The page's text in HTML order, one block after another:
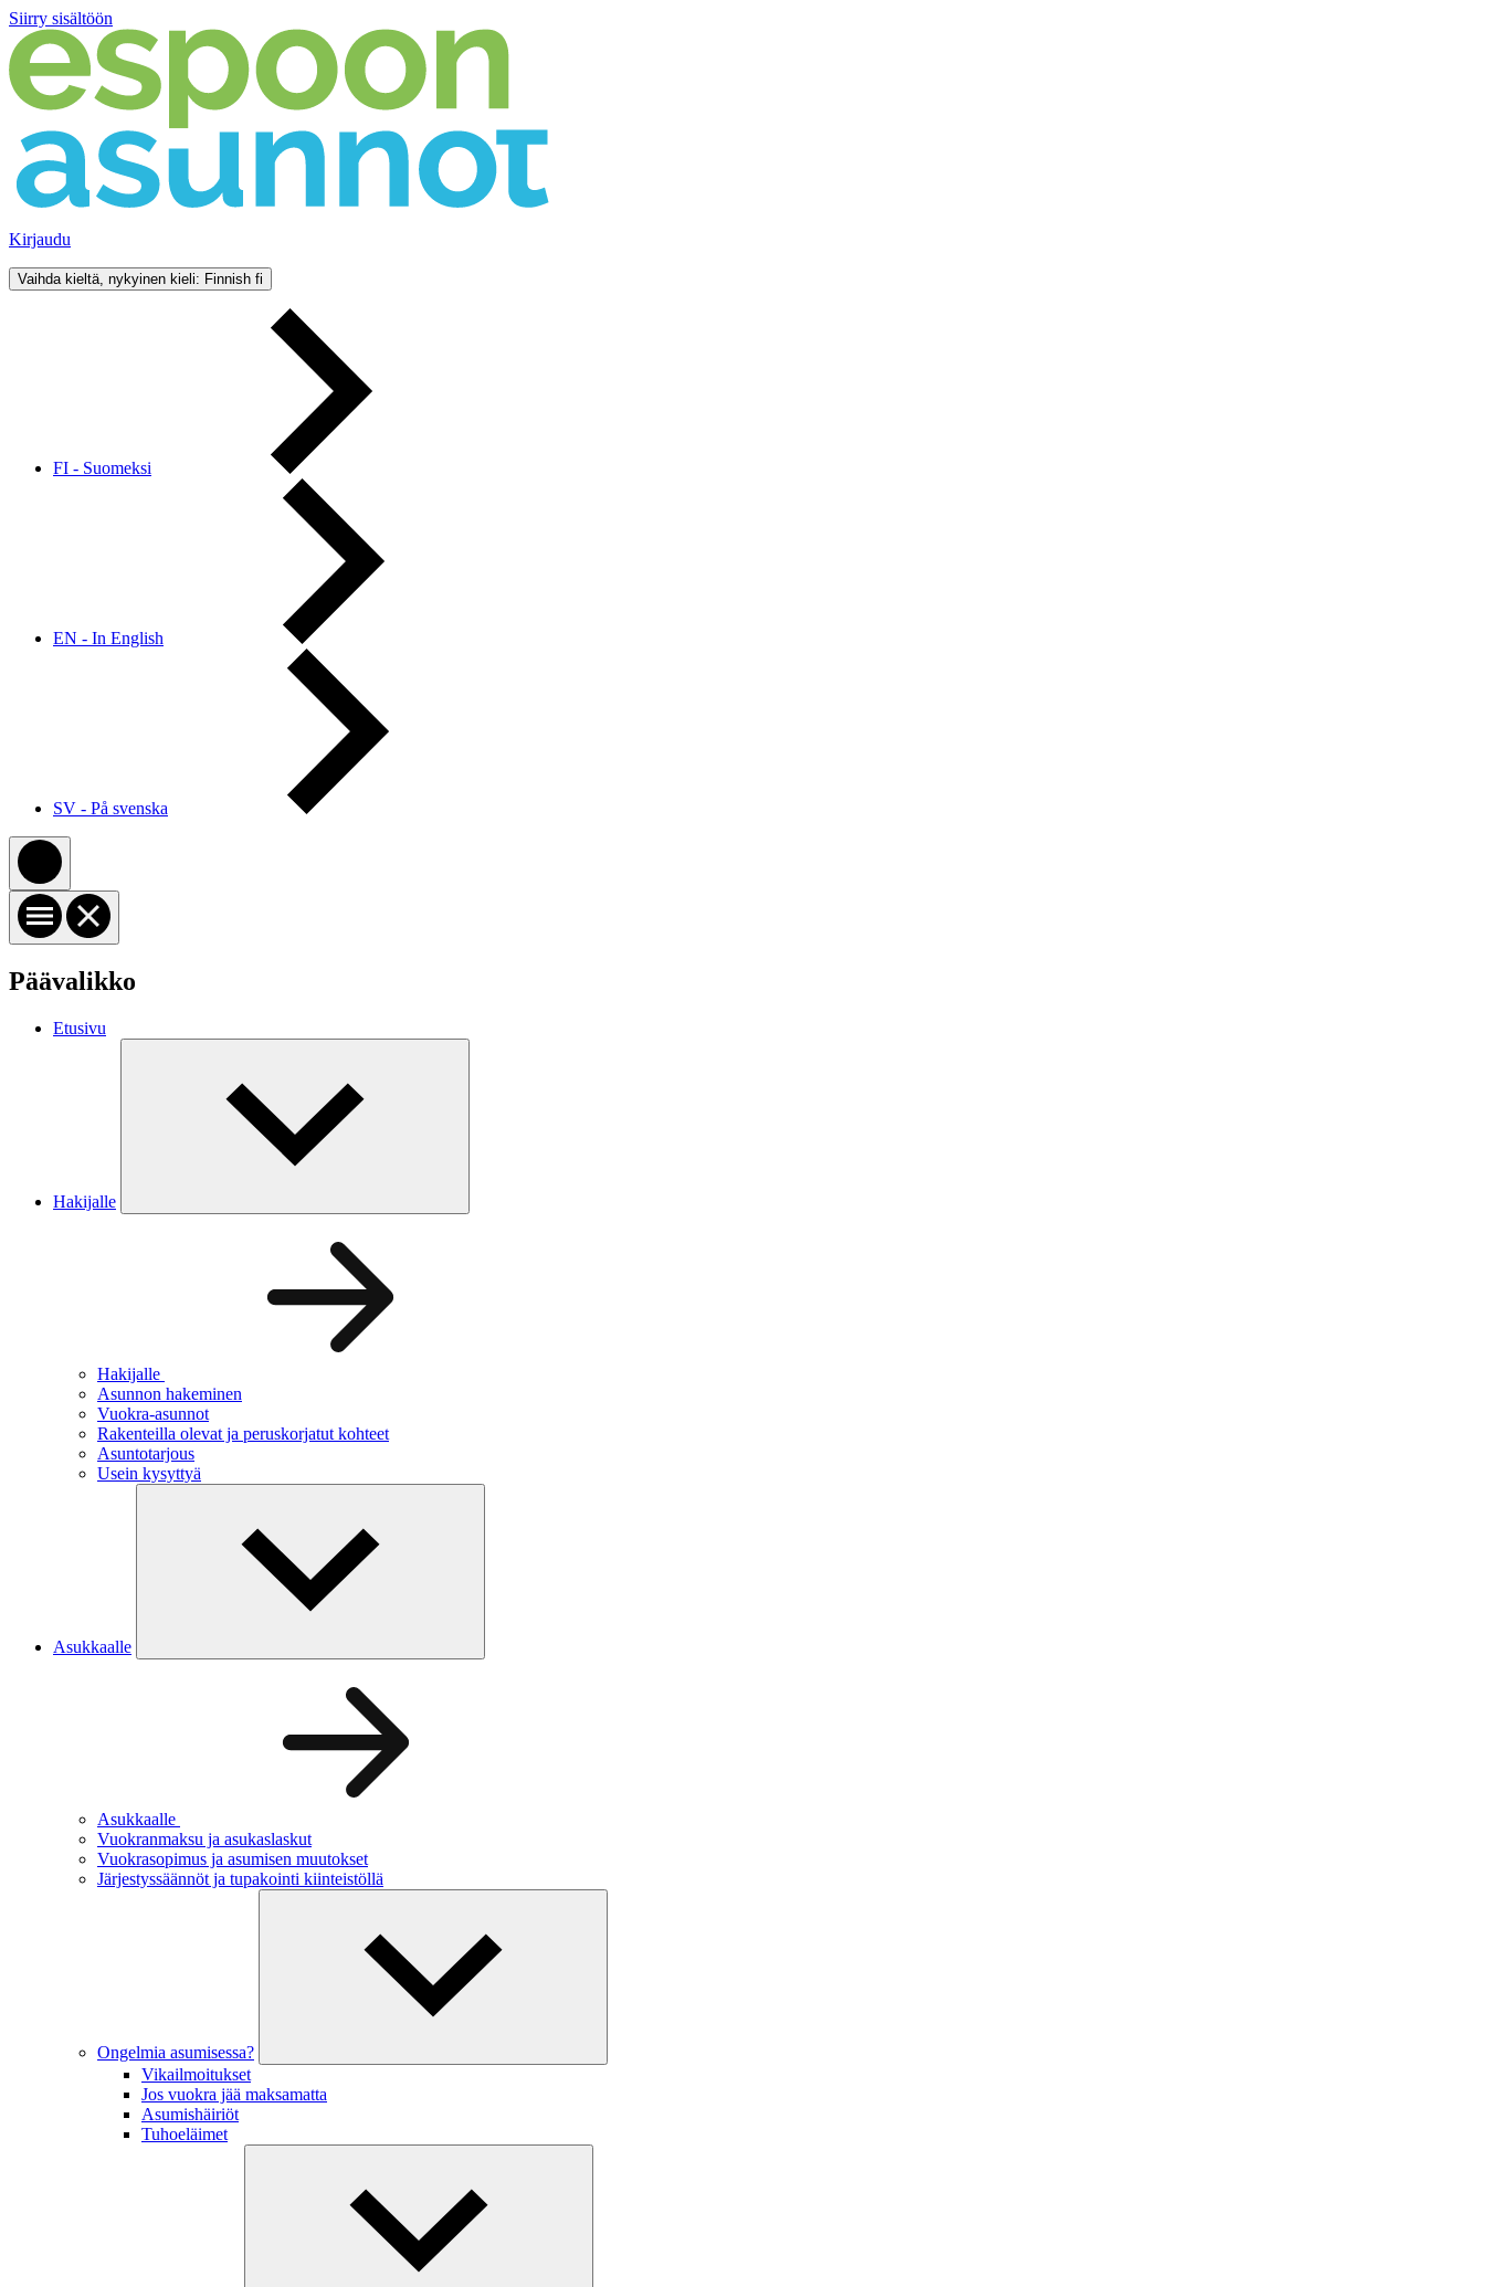
Siirry sisältöön
Kirjaudu
Vaihda kieltä, nykyinen kieli: Finnish fi
FI - Suomeksi
EN - In English
SV - På svenska
Päävalikko
Etusivu
Hakijalle
Hakijalle
Asunnon hakeminen
Vuokra-asunnot
Rakenteilla olevat ja peruskorjatut kohteet
Asuntotarjous
Usein kysyttyä
Asukkaalle
Asukkaalle
Vuokranmaksu ja asukaslaskut
Vuokrasopimus ja asumisen muutokset
Järjestyssäännöt ja tupakointi kiinteistöllä
Ongelmia asumisessa?
Vikailmoitukset
Jos vuokra jää maksamatta
Asumishäiriöt
Tuhoeläimet